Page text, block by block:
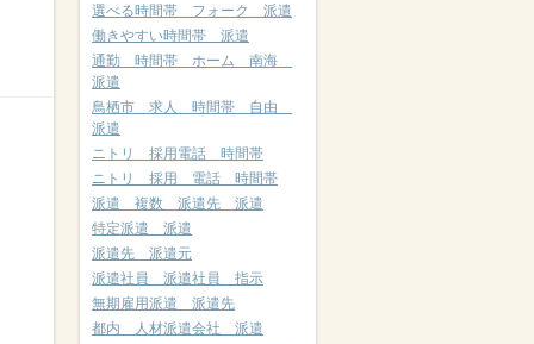
選べる時間帯 フォーク 派遣
働きやすい時間帯 派遣
通勤 時間帯 ホーム 南海
派遣
鳥栖市 求人 時間帯 自由
派遣
ニトリ 採用電話 時間帯
ニトリ 採用 電話 時間帯
派遣 複数 派遣先 派遣
特定派遣 派遣
派遣先 派遣元
派遣社員 派遣社員 指示
無期雇用派遣 派遣先
都内 人材派遣会社 派遣